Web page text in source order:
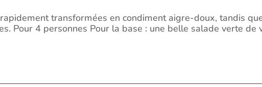
transformées en condiment aigre-doux, tandis
Pour 4 personnes Pour la base : une belle salade verte de